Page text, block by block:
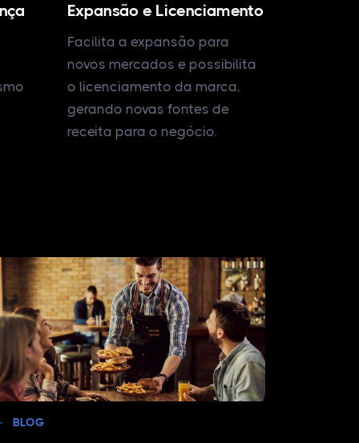
Expansão e Licenciamento
Facilita a expansão para
novos mercados e possibilita
o licenciamento da marca,
gerando novas fontes de
receita para o negócio.
BLOG